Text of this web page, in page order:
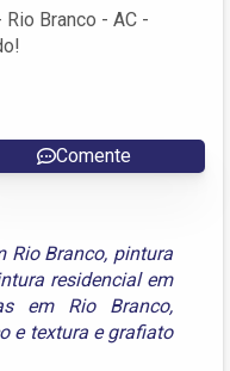
Branco - AC -
Comente
Rio Branco, pintura
residencial em
em Rio Branco,
e textura e grafiato